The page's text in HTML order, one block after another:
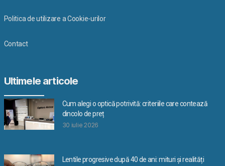
Politica de utilizare a Cookie-urilor
Contact
Ultimele articole
Cum alegi o optică potrivită: criteriile care contează
dincolo de preț
30 iulie 2026
Lentile progresive după 40 de ani: mituri și realități